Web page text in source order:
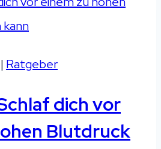
| Ratgeber
dich vor
Blutdruck